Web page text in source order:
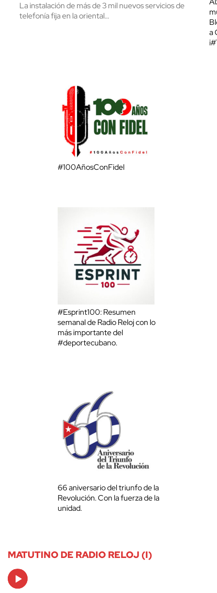
La instalación de más de 3 mil nuevos servicios de
telefonía fija en la oriental…
a
#100AñosConFidel
#Esprint100: Resumen
semanal de Radio Reloj con lo
más importante del
#deportecubano.
66 aniversario del triunfo de la
Revolución. Con la fuerza de la
unidad.
MATUTINO DE RADIO RELOJ (I)
Audio
Player